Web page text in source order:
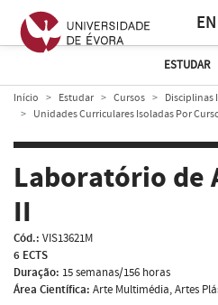
EN
ESTUDAR
Início Estudar Cursos
Disciplinas
Unidades Curriculares Isoladas Por
Laboratório de
II
Cód.: VIS13621M
6 ECTS
Duração: 15 semanas/156 horas
Área Científica: Arte Multimédia, Artes